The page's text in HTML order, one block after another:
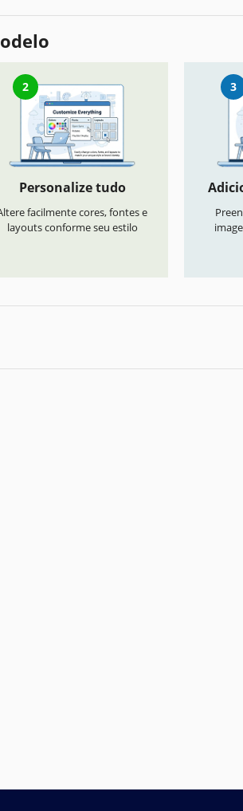
2
Personalize tudo
facilmente cores, fontes e
layouts conforme seu estilo
3